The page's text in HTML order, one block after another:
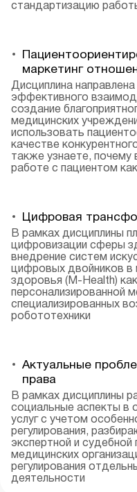
стандартизацию
маркетинг
Дисциплина
эффективного
создание
медицинских
использовать
качестве
также узнаете, почему
работе с пациентом
Цифровая
В рамках дисциплины
цифровизации сферы
внедрение систем
цифровых двойников в
здоровья (M-Health)
персонализированной
специализированных
робототехники
Актуальные
права
В рамках дисциплины
социальные аспекты в
услуг с учетом
регулирования,
экспертной и судебной
медицинских
регулирования
деятельности